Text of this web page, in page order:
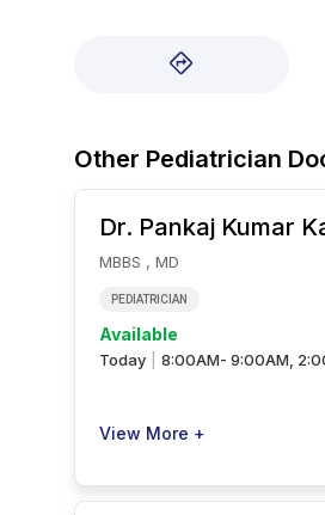
Other Pediatrician
Dr. Pankaj Kumar
MBBS , MD
PEDIATRICIAN
Available
Today 8:00AM- 9:00AM,
View More +